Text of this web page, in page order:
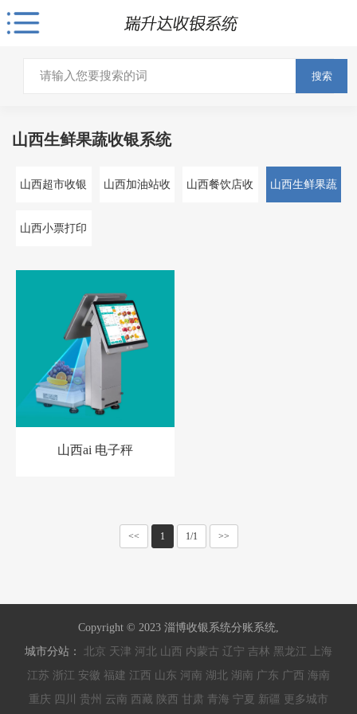
搜索
山西生鲜果蔬收银系统
山西超市收银
系统
山西加油站收 山西餐饮店收 山西生鲜果蔬
山西小票打印
山西ai 电子秤
<< 1 1/1 >>
Copyright © 2023 淄博收银系统分账系统,
城市分站： 北京 天津 河北 山西 内蒙古 辽宁 吉林 黑龙江
上海
江苏 浙江 安徽 福建 江西 山东 河南 湖北 湖南 广东 广西 海南
重庆 四川 贵州 云南 西藏 陕西 甘肃 青海 宁夏 新疆 更多城市